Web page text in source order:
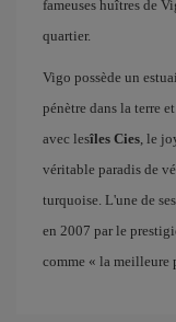
fameuses huîtres de
quartier.
Vigo possède un
pénètre dans la terre
avec lesîles Cies, le
véritable paradis de
turquoise. L'une de
en 2007 par le
comme « la meilleure